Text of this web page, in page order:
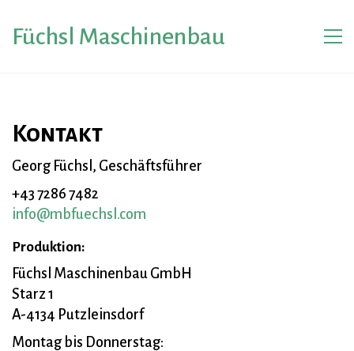
Füchsl Maschinenbau
Kontakt
Georg Füchsl, Geschäftsführer
+43 7286 7482
info@mbfuechsl.com
Produktion:
Füchsl Maschinenbau GmbH
Starz 1
A-4134 Putzleinsdorf
Montag bis Donnerstag: